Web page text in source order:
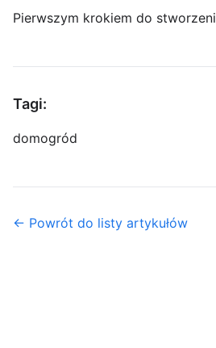
Pierwszym krokiem do stworzeni
Tagi:
domogród
← Powrót do listy artykułów